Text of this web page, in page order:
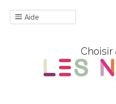
Aide
Choisir